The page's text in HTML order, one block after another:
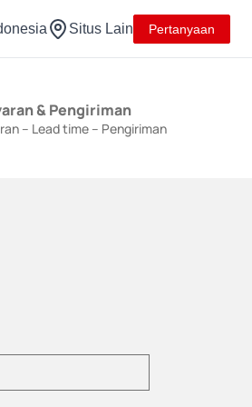
Situs Lain Pertanyaan
& Pengiriman
– Lead time – Pengiriman